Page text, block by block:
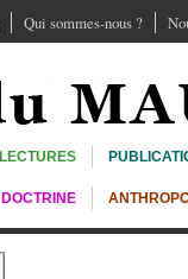
Qui sommes-nous ?
LECTURES
DOCTRINE